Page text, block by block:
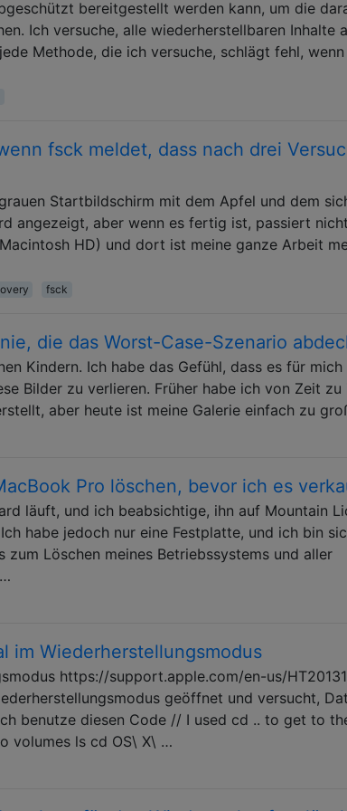
bereitgestellt werden kann, um die
Ich versuche, alle wiederherstellbaren Inhalte
Methode, die ich versuche, schlägt fehl, wenn
fsck meldet, dass nach drei
Startbildschirm mit dem Apfel und dem
angezeigt, aber wenn es fertig ist, passiert
HD) und dort ist meine ganze Arbeit
fsck
die das Worst-Case-Szenario
Kindern. Ich habe das Gefühl, dass es für mich
Bilder zu verlieren. Früher habe ich von Zeit zu
aber heute ist meine Galerie einfach zu
Pro löschen, bevor ich es
läuft, und ich beabsichtige, ihn auf Mountain
habe jedoch nur eine Festplatte, und ich bin
Löschen meines Betriebssystems und aller
im Wiederherstellungsmodus
https://support.apple.com/en-us/
geöffnet und versucht,
benutze diesen Code // I used cd .. to get to
volumes ls cd OS\ X\ …